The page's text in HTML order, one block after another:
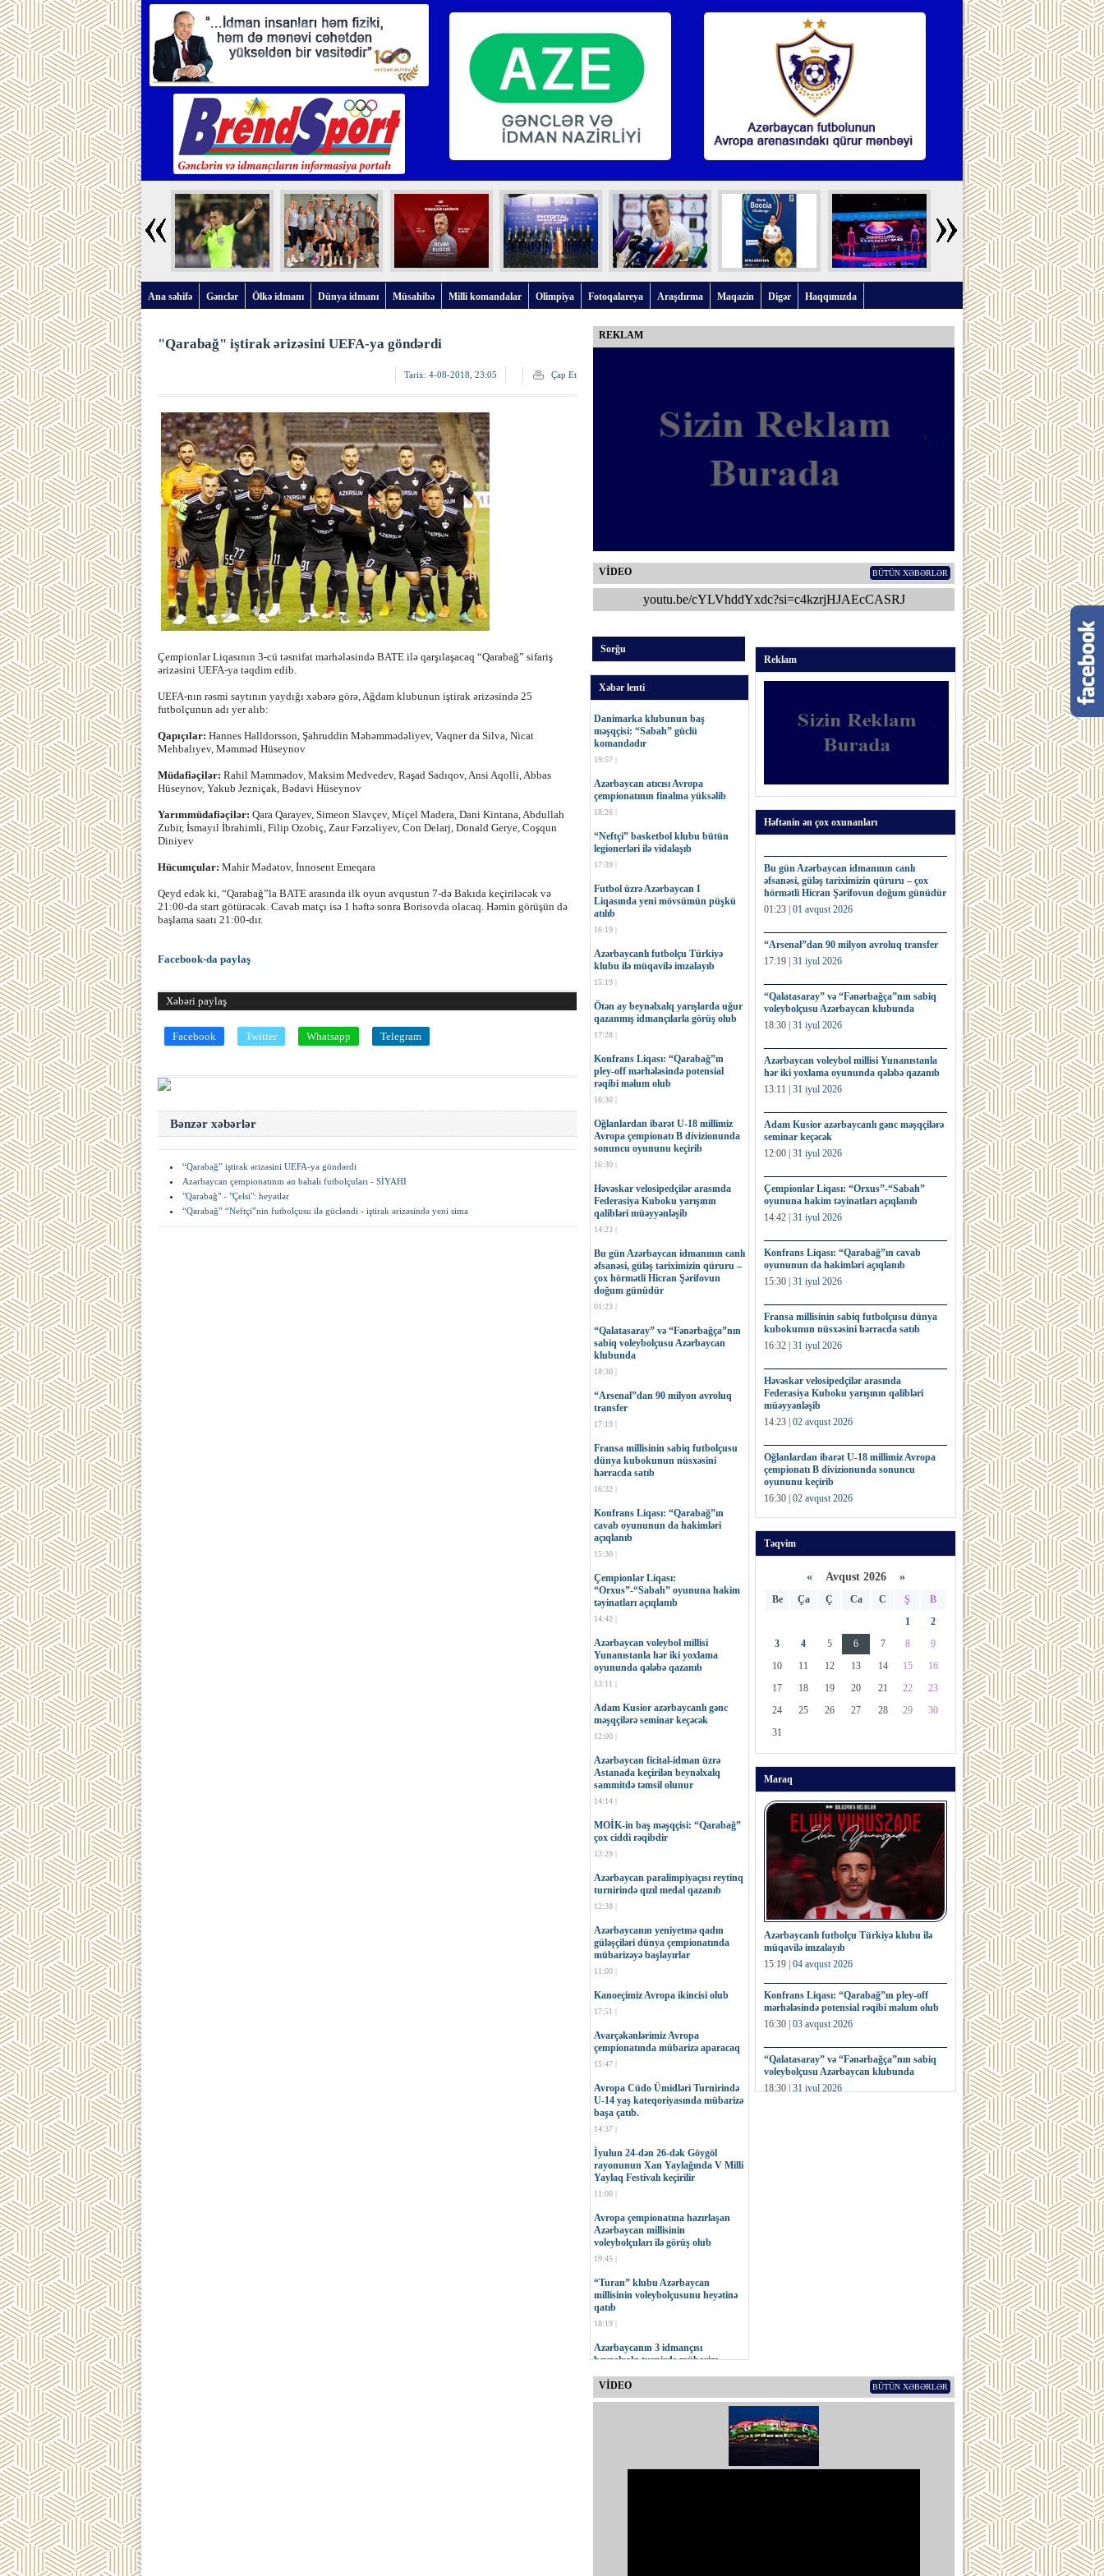
Ana səhifə Gənclər Ölkə idmanı Dünya idmanı Müsahibə Milli komandalar Olimpiya Fotoqalareya Araşdırma Maqazin Digər Haqqımızda
REKLAM
VİDEO BÜTÜN XƏBƏRLƏR
youtu.be/cYLVhddYxdc?si=c4kzrjHJAEcCASRJ
Sorğu
Xəbər lenti
Danimarka klubunun baş
məşqçisi: “Sabah” güclü
komandadır
19:57 |
Azərbaycan atıcısı Avropa
çempionatının finalına yüksəlib
18:26 |
“Neftçi” basketbol klubu bütün
legionerləri ilə vidalaşıb
17:39 |
Futbol üzrə Azərbaycan I
Liqasında yeni mövsümün püşkü
atılıb
16:19 |
Azərbaycanlı futbolçu Türkiyə
klubu ilə müqavilə imzalayıb
15:19 |
Ötən ay beynəlxalq yarışlarda uğur
qazanmış idmançılarla görüş olub
17:28 |
Konfrans Liqası: “Qarabağ”ın
pley-off mərhələsində potensial
rəqibi məlum olub
16:30 |
Oğlanlardan ibarət U-18 millimiz
Avropa çempionatı B divizionunda
sonuncu oyununu keçirib
16:30 |
Həvəskar velosipedçilər arasında
Federasiya Kuboku yarışının
qalibləri müəyyənləşib
14:23 |
Bu gün Azərbaycan idmanının canlı
əfsanəsi, güləş tariximizin qüruru –
çox hörmətli Hicran Şərifovun
doğum günüdür
01:23 |
“Qalatasaray” və “Fənərbağça”nın
sabiq voleybolçusu Azərbaycan
klubunda
18:30 |
“Arsenal”dan 90 milyon avroluq
transfer
17:19 |
Fransa millisinin sabiq futbolçusu
dünya kubokunun nüsxəsini
hərracda satıb
16:32 |
Konfrans Liqası: “Qarabağ”ın
cavab oyununun da hakimləri
açıqlanıb
15:30 |
Çempionlar Liqası:
“Orxus”-“Sabah” oyununa hakim
təyinatları açıqlanıb
14:42 |
Azərbaycan voleybol millisi
Yunanıstanla hər iki yoxlama
oyununda qələbə qazanıb
13:11 |
Adam Kusior azərbaycanlı gənc
məşqçilərə seminar keçəcək
12:00 |
Azərbaycan ficital-idman üzrə
Astanada keçirilən beynəlxalq
sammitdə təmsil olunur
14:14 |
MOİK-in baş məşqçisi: “Qarabağ”
çox ciddi rəqibdir
13:29 |
Azərbaycan paralimpiyaçısı reytinq
turnirində qızıl medal qazanıb
12:38 |
Azərbaycanın yeniyetmə qadın
güləşçiləri dünya çempionatında
mübarizəyə başlayırlar
11:00 |
Kanoeçimiz Avropa ikincisi olub
17:51 |
Avarçəkənlərimiz Avropa
çempionatında mübarizə aparacaq
15:47 |
Avropa Cüdo Ümidləri Turnirində
U-14 yaş kateqoriyasında mübarizə
başa çatıb.
14:37 |
İyulun 24-dən 26-dək Göygöl
rayonunun Xan Yaylağında V Milli
Yaylaq Festivalı keçirilir
11:00 |
Avropa çempionatına hazırlaşan
Azərbaycan millisinin
voleybolçuları ilə görüş olub
19:45 |
“Turan” klubu Azərbaycan
millisinin voleybolçusunu heyətinə
qatıb
18:19 |
Azərbaycanın 3 idmançısı
beynəlxalq turnirdə mübarizə
17:47 |
Hüseynzadənin 75 yaşı tamam olub
Reklam
Həftənin ən çox oxunanları
Bu gün Azərbaycan idmanının canlı
əfsanəsi, güləş tariximizin qüruru – çox
hörmətli Hicran Şərifovun doğum günüdür
01:23 | 01 avqust 2026
“Arsenal”dan 90 milyon avroluq transfer
17:19 | 31 iyul 2026
“Qalatasaray” və “Fənərbağça”nın sabiq
voleybolçusu Azərbaycan klubunda
18:30 | 31 iyul 2026
Azərbaycan voleybol millisi Yunanıstanla
hər iki yoxlama oyununda qələbə qazanıb
13:11 | 31 iyul 2026
Adam Kusior azərbaycanlı gənc məşqçilərə
seminar keçəcək
12:00 | 31 iyul 2026
Çempionlar Liqası: “Orxus”-“Sabah”
oyununa hakim təyinatları açıqlanıb
14:42 | 31 iyul 2026
Konfrans Liqası: “Qarabağ”ın cavab
oyununun da hakimləri açıqlanıb
15:30 | 31 iyul 2026
Fransa millisinin sabiq futbolçusu dünya
kubokunun nüsxəsini hərracda satıb
16:32 | 31 iyul 2026
Həvəskar velosipedçilər arasında
Federasiya Kuboku yarışının qalibləri
müəyyənləşib
14:23 | 02 avqust 2026
Oğlanlardan ibarət U-18 millimiz Avropa
çempionatı B divizionunda sonuncu
oyununu keçirib
16:30 | 02 avqust 2026
Təqvim
«Avqust 2026 »
Be Ça Ç Ca C Ş
B
1
2
3
4 5 6 7 8
9
10
11 12 13 14 15
16
17
18 19 20 21 22
23
24
25 26 27 28 29
30
31
Maraq
Azərbaycanlı futbolçu Türkiyə klubu ilə
müqavilə imzalayıb
15:19 | 04 avqust 2026
Konfrans Liqası: “Qarabağ”ın pley-off
mərhələsində potensial rəqibi məlum olub
16:30 | 03 avqust 2026
“Qalatasaray” və “Fənərbağça”nın sabiq
voleybolçusu Azərbaycan klubunda
18:30 | 31 iyul 2026
VİDEO BÜTÜN XƏBƏRLƏR
"Qarabağ" iştirak ərizəsini UEFA-ya göndərdi
Tarix: 4-08-2018, 23:05 Çap Et
Çempionlar Liqasının 3-cü təsnifat mərhələsində BATE ilə qarşılaşacaq “Qarabağ” sifariş
ərizəsini UEFA-ya təqdim edib.
UEFA-nın rəsmi saytının yaydığı xəbərə görə, Ağdam klubunun iştirak ərizəsində 25
futbolçunun adı yer alıb:
Qapıçılar: Hannes Halldorsson, Şahruddin Məhəmmədəliyev, Vaqner da Silva, Nicat
Mehbalıyev, Məmməd Hüseynov
Müdafiəçilər: Rahil Məmmədov, Maksim Medvedev, Rəşad Sadıqov, Ansi Aqolli, Abbas
Hüseynov, Yakub Jezniçak, Bədavi Hüseynov
Yarımmüdafiəçilər: Qara Qarayev, Simeon Slavçev, Miçel Madera, Dani Kintana, Abdullah
Zubir, İsmayıl İbrahimli, Filip Ozobiç, Zaur Fərzəliyev, Con Delarj, Donald Gerye, Coşqun
Diniyev
Hücumçular: Mahir Mədətov, İnnosent Emeqara
Qeyd edək ki, “Qarabağ”la BATE arasında ilk oyun avqustun 7-də Bakıda keçiriləcək və
21:00-da start götürəcək. Cavab matçı isə 1 həftə sonra Borisovda olacaq. Həmin görüşün də
başlama saatı 21:00-dır.
Facebook-da paylaş
Xəbəri paylaş
Facebook Twitter Whatsapp Telegram
Bənzər xəbərlər
“Qarabağ” iştirak ərizəsini UEFA-ya göndərdi
Azərbaycan çempionatının ən bahalı futbolçuları - SİYAHI
"Qarabağ" - "Çelsi": heyətlər
“Qarabağ” “Neftçi”nin futbolçusu ilə gücləndi - iştirak ərizəsində yeni sima